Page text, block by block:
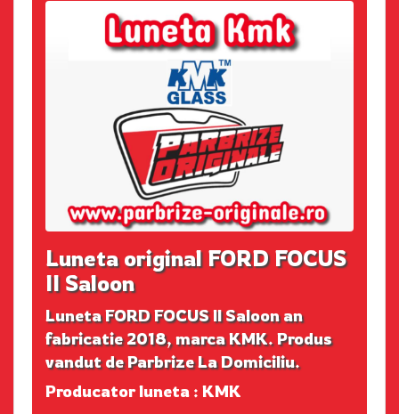
Luneta original FORD FOCUS
II Saloon
Luneta FORD FOCUS II Saloon an
fabricatie 2018, marca KMK. Produs
vandut de Parbrize La Domiciliu.
Producator luneta : KMK